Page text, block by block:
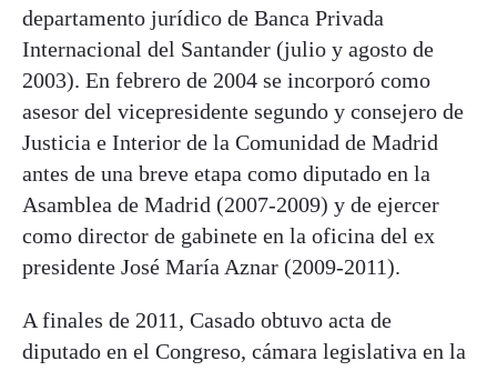
departamento jurídico de Banca Privada
Internacional del Santander (julio y agosto de
2003). En febrero de 2004 se incorporó como
asesor del vicepresidente segundo y consejero de
Justicia e Interior de la Comunidad de Madrid
antes de una breve etapa como diputado en la
Asamblea de Madrid (2007-2009) y de ejercer
como director de gabinete en la oficina del ex
presidente José María Aznar (2009-2011).
A finales de 2011, Casado obtuvo acta de
diputado en el Congreso, cámara legislativa en la